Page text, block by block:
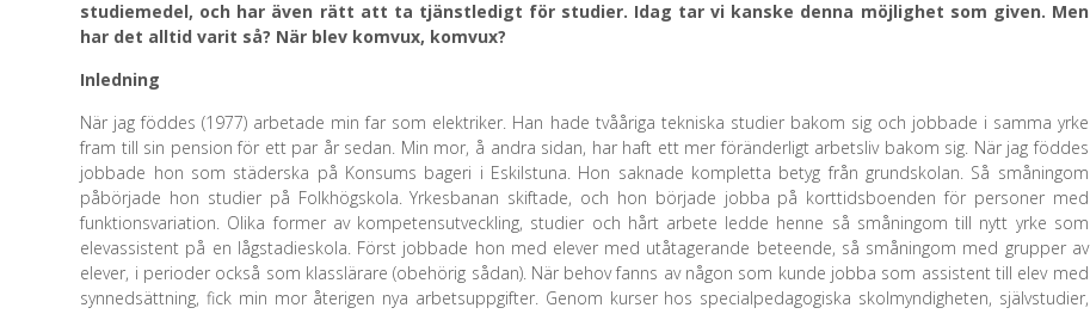
studiemedel, och har även rätt att ta tjänstledigt för studier. Idag tar vi kanske denna möjlighet som given. Men
har det alltid varit så? När blev komvux, komvux?
Inledning
När jag föddes (1977) arbetade min far som elektriker. Han hade tvååriga tekniska studier bakom sig och jobbade i samma yrke
fram till sin pension för ett par år sedan. Min mor, å andra sidan, har haft ett mer föränderligt arbetsliv bakom sig. När jag föddes
jobbade hon som städerska på Konsums bageri i Eskilstuna. Hon saknade kompletta betyg från grundskolan. Så småningom
påbörjade hon studier på Folkhögskola. Yrkesbanan skiftade, och hon började jobba på korttidsboenden för personer med
funktionsvariation. Olika former av kompetensutveckling, studier och hårt arbete ledde henne så småningom till nytt yrke som
elevassistent på en lågstadieskola. Först jobbade hon med elever med utåtagerande beteende, så småningom med grupper av
elever, i perioder också som klasslärare (obehörig sådan). När behov fanns av någon som kunde jobba som assistent till elev med
synnedsättning, fick min mor återigen nya arbetsuppgifter. Genom kurser hos specialpedagogiska skolmyndigheten, självstudier,